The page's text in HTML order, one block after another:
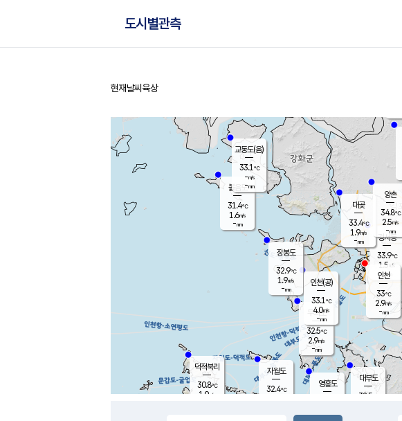
도시별관측
홈
현재날씨 육상
무의도
32.5℃
2.9m/s
-mm
영흥도
볼음도
31.4℃
1.6m/s
-mm
자월도
32.4℃
장봉도
32.9℃
1.9m/s
-mm
대부도
32.5
경서동
33.9℃
1.5 m/s
-mm
대곶
33.4℃
1.9m/s
-mm
양촌
34.8℃
2.5m/s
-mm
덕적북리
30.8℃
1.9m/s
인천(공)
33.1℃
4.0m/s
-mm
교동도(음)
33.1℃
-m/s
-mm
인천
33℃
2.9m/s
-mm